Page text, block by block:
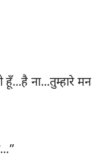
हूँ...है ना...तुम्हारे मन